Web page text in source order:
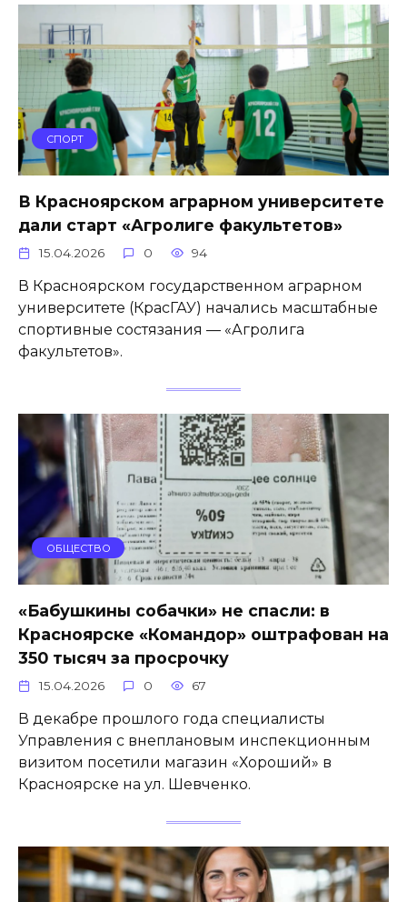
СПОРТ
В Красноярском аграрном университете
дали старт «Агролиге факультетов»
15.04.2026 0 94
В Красноярском государственном аграрном
университете (КрасГАУ) начались масштабные
спортивные состязания — «Агролига
факультетов».
ОБЩЕСТВО
«Бабушкины собачки» не спасли: в
Красноярске «Командор» оштрафован на
350 тысяч за просрочку
15.04.2026 0 67
В декабре прошлого года специалисты
Управления с внеплановым инспекционным
визитом посетили магазин «Хороший» в
Красноярске на ул. Шевченко.